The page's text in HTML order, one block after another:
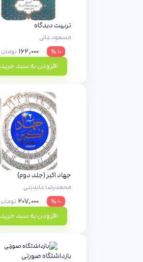
تربیت دیدگاه
مسعود عالی
۱۰ %
۱۶۲,۰۰۰ تومان
افزودن به سبد خرید
جهاد اکبر (جلد دوم)
محمدرضا عابدینی
۱۰ %
۲۰۷,۰۰۰ تومان
افزودن به سبد خرید
بازداشتگاه صورتی